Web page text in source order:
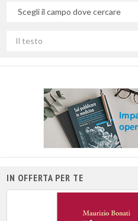
Nel
Cerca
IN OFFERTA PER TE